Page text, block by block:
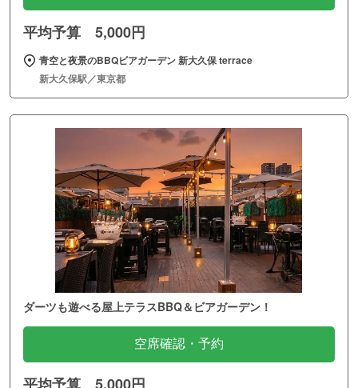
平均予算 5,000円
青空と夜景のBBQビアガーデン 新大久保 terrace
新大久保駅／東京都
ダーツも遊べる屋上テラスBBQ＆ビアガーデン！
空席確認・予約